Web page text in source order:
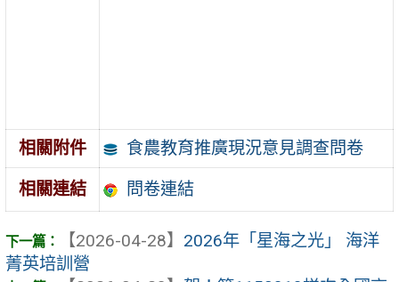
相關附件 食農教育推廣現況意見調查問卷
相關連結 問卷連結
【2026-04-28】 2026年「星海之光」 海洋
菁英培訓營